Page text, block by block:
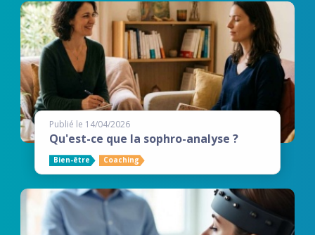
Publié le 14/04/2026
Qu'est-ce que la sophro-analyse ?
Bien-être Coaching